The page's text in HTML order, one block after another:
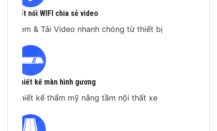
Kết nối WIFI chia sẻ video
Xem & Tải Video nhanh chóng từ thiết bị
Thiết kế màn hình gương
Thiết kế thẩm mỹ nâng tầm nội thất xe